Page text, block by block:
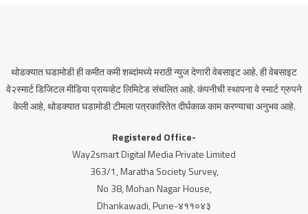
थोडक्यात घडामोडी ही कमीत कमी शब्दांमध्ये मराठी न्युज देणारी वेबसाइट आहे. ही वेबसाइट
वे२स्मार्ट डिजिटल मीडिया प्रायव्हेट लिमिटेड संचलित आहे. कंपनीची स्थापना वे स्मार्ट ग्रुपने
केली आहे, थोडक्यात घडामोडी टीमला पत्रकारितेत दीर्घकाळ काम करण्याचा अनुभव आहे.
Registered Office-
Way2smart Digital Media Private Limited
363/1, Maratha Society Survey,
No 38, Mohan Nagar House,
Dhankawadi, Pune-४११०४३